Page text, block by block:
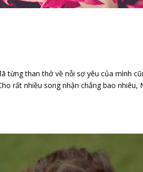
từng than thở về nỗi sợ yêu của mình
rất nhiều song nhận chẳng bao nhiêu,